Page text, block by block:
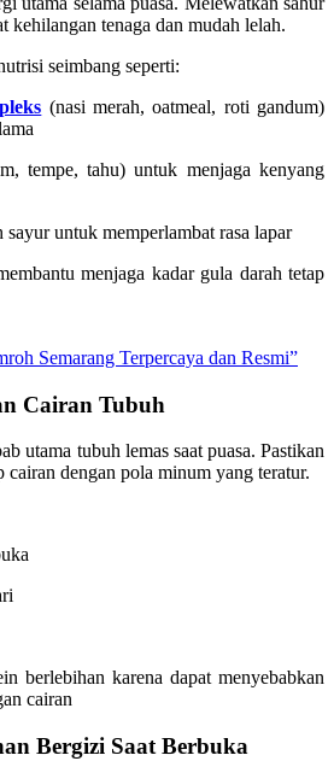
kehilangan tenaga dan mudah lelah.
seimbang seperti:
(nasi merah, oatmeal, roti gandum)
tempe, tahu) untuk menjaga kenyang
sayur untuk memperlambat rasa lapar
menjaga kadar gula darah tetap
Semarang Terpercaya dan Resmi”
Cairan Tubuh
utama tubuh lemas saat puasa. Pastikan
cairan dengan pola minum yang teratur.
berlebihan karena dapat menyebabkan
cairan
Bergizi Saat Berbuka